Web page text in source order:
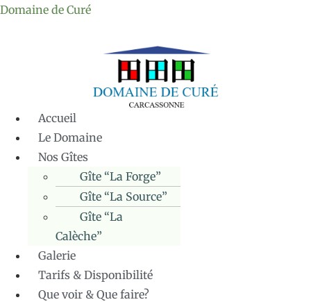
Domaine de Curé
Accueil
Le Domaine
Nos Gîtes
Gîte “La Forge”
Gîte “La Source”
Gîte “La
Calèche”
Galerie
Tarifs & Disponibilité
Que voir & Que faire?